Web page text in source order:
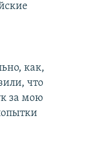
как,
что
за мою